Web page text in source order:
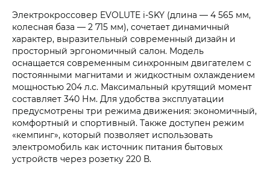
Электрокроссовер EVOLUTE i‑SKY (длина — 4 565 мм,
колесная база — 2 715 мм), сочетает динамичный
характер, выразительный современный дизайн и
просторный эргономичный салон. Модель
оснащается современным синхронным двигателем с
постоянными магнитами и жидкостным охлаждением
мощностью 204 л.с. Максимальный крутящий момент
составляет 340 Нм. Для удобства эксплуатации
предусмотрены три режима движения: экономичный,
комфортный и спортивный. Также доступен режим
«кемпинг», который позволяет использовать
электромобиль как источник питания бытовых
устройств через розетку 220 В.